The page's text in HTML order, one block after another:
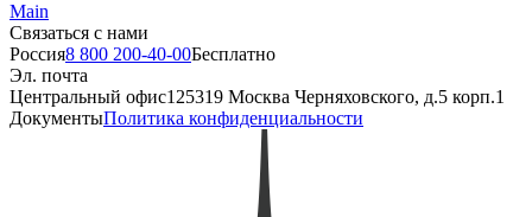
Main
Связаться с нами
Россия8 800 200-40-00Бесплатно
Эл. почта
Центральный офис125319 Москва Черняховского, д.5 корп.1
ДокументыПолитика конфиденциальности